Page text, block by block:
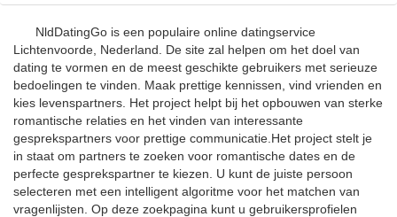
NldDatingGo is een populaire online datingservice
Lichtenvoorde, Nederland. De site zal helpen om het doel van
dating te vormen en de meest geschikte gebruikers met serieuze
bedoelingen te vinden. Maak prettige kennissen, vind vrienden en
kies levenspartners. Het project helpt bij het opbouwen van sterke
romantische relaties en het vinden van interessante
gesprekspartners voor prettige communicatie.Het project stelt je
in staat om partners te zoeken voor romantische dates en de
perfecte gesprekspartner te kiezen. U kunt de juiste persoon
selecteren met een intelligent algoritme voor het matchen van
vragenlijsten. Op deze zoekpagina kunt u gebruikersprofielen